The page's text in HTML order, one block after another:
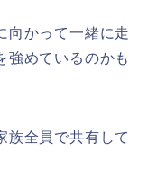
向かって一緒に走
強めているのかも
族全員で共有して